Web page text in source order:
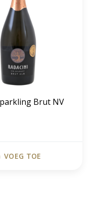
Brut NV
VOEG TOE